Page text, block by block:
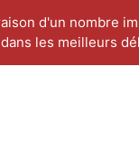
d'un nombre
les meilleurs